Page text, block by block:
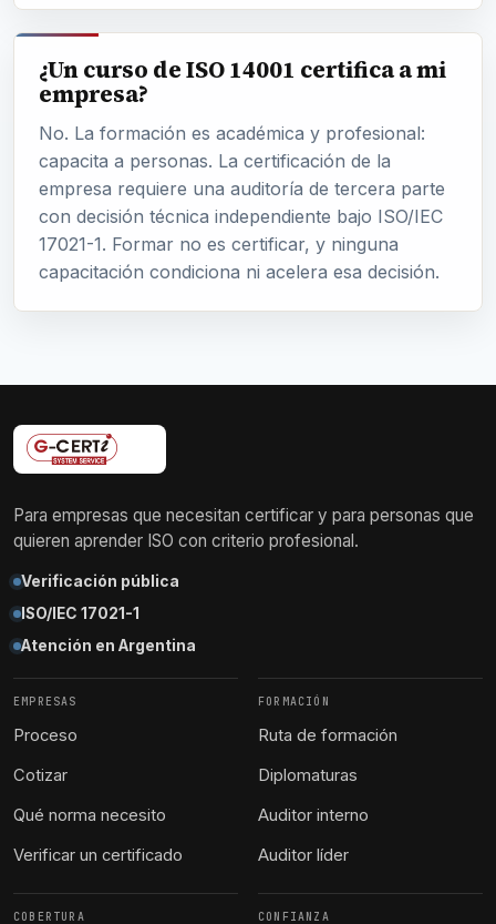
¿Un curso de ISO 14001 certifica a mi
empresa?
No. La formación es académica y profesional:
capacita a personas. La certificación de la
empresa requiere una auditoría de tercera parte
con decisión técnica independiente bajo ISO/IEC
17021-1. Formar no es certificar, y ninguna
capacitación condiciona ni acelera esa decisión.
Para empresas que necesitan certificar y para personas que
quieren aprender ISO con criterio profesional.
Verificación pública
ISO/IEC 17021-1
Atención en Argentina
EMPRESAS
Proceso
Cotizar
Qué norma necesito
Verificar un certificado
FORMACIÓN
Ruta de formación
Diplomaturas
Auditor interno
Auditor líder
COBERTURA CONFIANZA